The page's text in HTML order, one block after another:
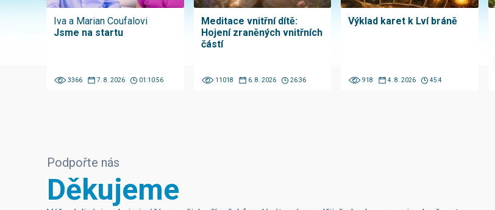
Iva a Marian Coufalovi
Jsme na startu
3366 7. 8. 2026 01:10:56
Meditace vnitřní dítě:
Hojení zraněných vnitřních
částí
11018 6. 8. 2026 26:36
Výklad karet k Lví bráně
918 4. 8. 2026 45:4
Podpořte nás
Děkujeme